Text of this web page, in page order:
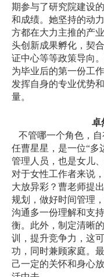
期参与了研究院建设
和成绩。她坚持的动
方都在大力主推的产
头创新成果孵化，契
证中心等等政策导向
为毕业后的第一份工
发挥自身的专业优势
量。
卓
不管哪一个角色，
任曹星星，是一位“多
管理人员，也是女儿
对于女性工作者来说
大放异彩？曹老师提
规划，做好时间管理
沟通多一份理解和支
衡。此外，制定清晰
训，提升竞争力，这
功，同时兼顾家庭。
己一定的关怀和身心